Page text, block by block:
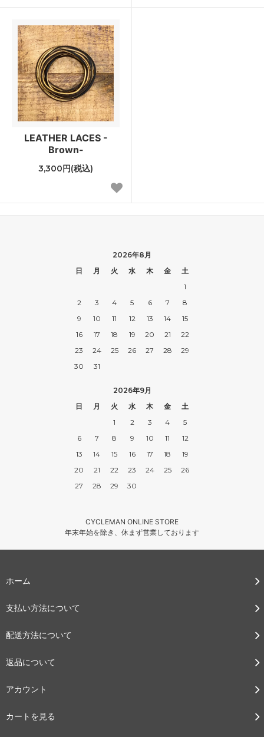
LEATHER LACES -
Brown-
3,300円(税込)
2026年8月
日
月 火 水 木 金
土
1
2
3 4 5 6 7
8
9
10 11 12 13 14
15
16
17 18 19 20 21
22
23
24 25 26 27 28
29
30
31
2026年9月
日
月 火 水 木 金
土
1
2 3 4
5
6
7 8 9 10 11
12
13
14 15 16 17 18
19
20
21 22 23 24 25
26
27
28 29 30
CYCLEMAN ONLINE STORE
年末年始を除き、休まず営業しております
ホーム
支払い方法について
配送方法について
返品について
アカウント
カートを見る